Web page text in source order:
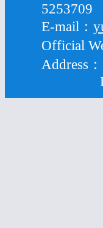
5253709
E-mail：
Official
Address